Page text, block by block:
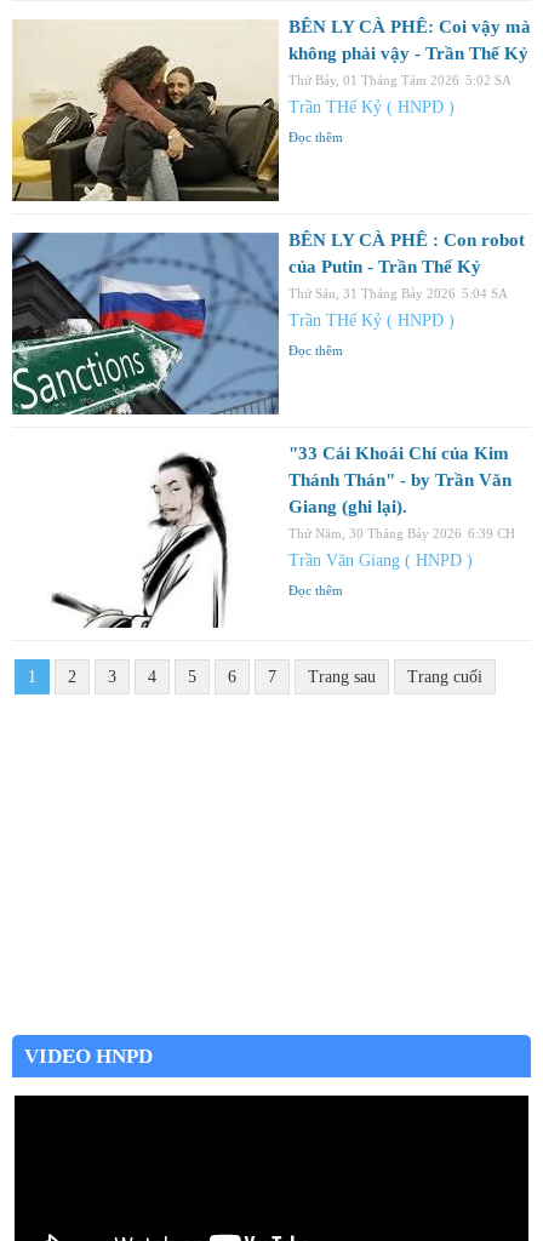
BÊN LY CÀ PHÊ: Coi vậy mà
không phải vậy - Trần Thế Kỷ
Thứ Bảy, 01 Tháng Tám 2026 5:02 SA
Trần THế Kỷ ( HNPD )
Đọc thêm
BÊN LY CÀ PHÊ : Con robot
của Putin - Trần Thế Kỷ
Thứ Sáu, 31 Tháng Bảy 2026 5:04 SA
Trần THế Kỷ ( HNPD )
Đọc thêm
"33 Cái Khoái Chí của Kim
Thánh Thán" - by Trần Văn
Giang (ghi lại).
Thứ Năm, 30 Tháng Bảy 2026 6:39 CH
Trần Văn Giang ( HNPD )
Đọc thêm
1 2 3 4 5 6 7 Trang sau Trang cuối
VIDEO HNPD